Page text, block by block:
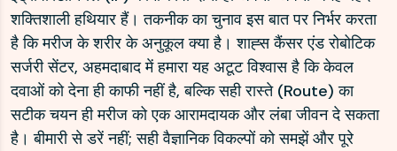
शक्तिशाली हथियार हैं। तकनीक का चुनाव इस बात पर निर्भर करता
है कि मरीज के शरीर के अनुकूल क्या है। शाह्स कैंसर एंड रोबोटिक
सर्जरी सेंटर, अहमदाबाद में हमारा यह अटूट विश्वास है कि केवल
दवाओं को देना ही काफी नहीं है, बल्कि सही रास्ते (Route) का
सटीक चयन ही मरीज को एक आरामदायक और लंबा जीवन दे सकता
है। बीमारी से डरें नहीं; सही वैज्ञानिक विकल्पों को समझें और पूरे